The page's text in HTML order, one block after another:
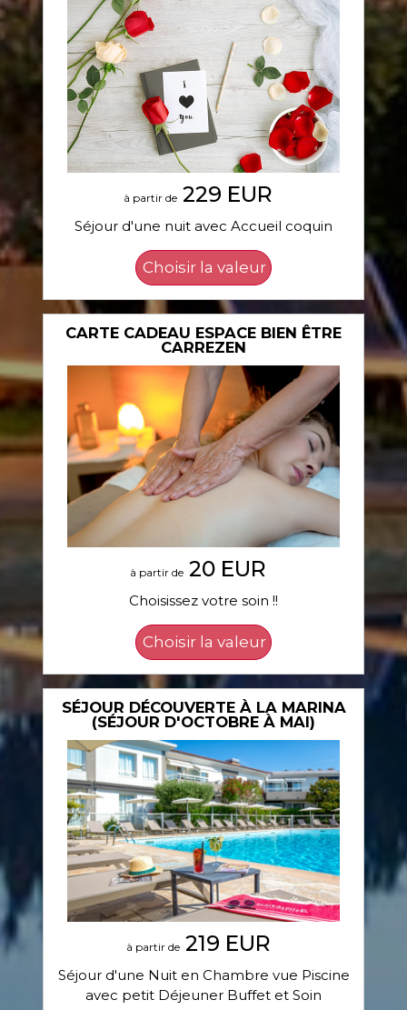
à partir de 229 EUR
Séjour d'une nuit avec Accueil coquin
CARTE CADEAU ESPACE BIEN ÊTRE
CARREZEN
à partir de 20 EUR
Choisissez votre soin !!
SÉJOUR DÉCOUVERTE À LA MARINA
(SÉJOUR D'OCTOBRE À MAI)
à partir de219 EUR
Séjour d'une Nuit en Chambre vue Piscine
avec petit Déjeuner Buffet et Soin